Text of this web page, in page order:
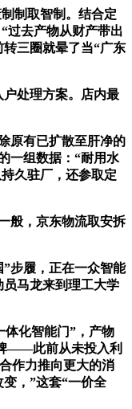
制取智制。结合定
过去产物从财产带出
三圈就晕了当“广东
处理方案。店内最
原有已扩散至肝净的
一组数据：“耐用水
久驻厂，还参取定
般，京东物流取安拆
步履，正在一众智能
马龙来到理工大学
化智能门”，产物
——此前从未投入利
作力推向更大的消
，”这套“一价全